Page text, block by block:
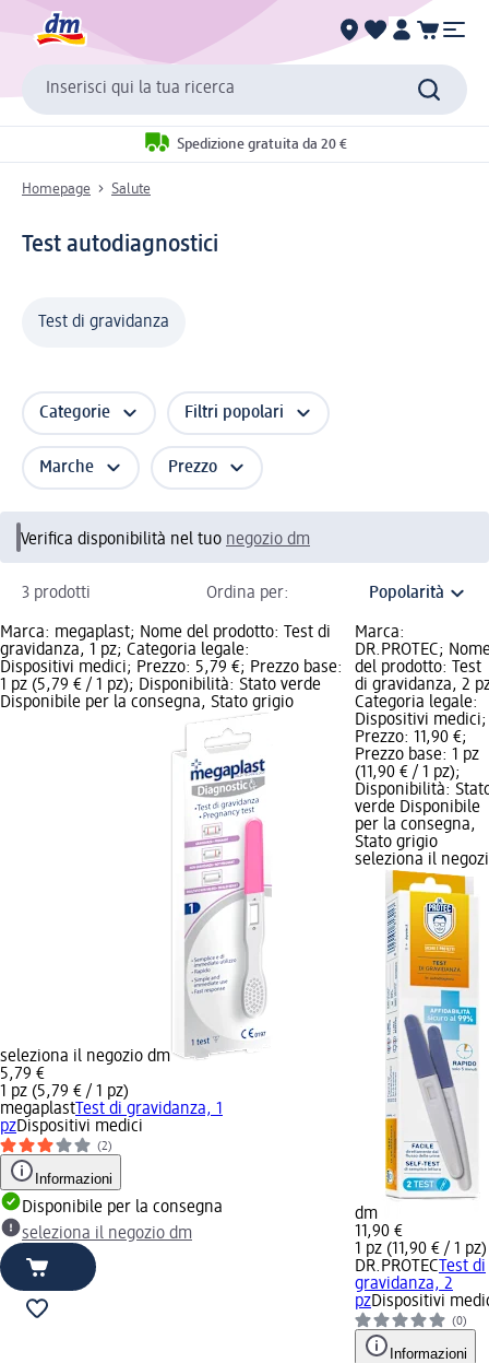
Inserisci qui la tua ricerca
Spedizione gratuita da 20 €
Homepage Salute
Test autodiagnostici
Test di gravidanza
Categorie Filtri popolari
Marche Prezzo
Verifica disponibilità nel tuo negozio dm
3 prodotti Ordina per:
Marca: megaplast; Nome del prodotto: Test di
gravidanza, 1 pz; Categoria legale:
Dispositivi medici; Prezzo: 5,79 €; Prezzo base:
1 pz (5,79 € / 1 pz); Disponibilità: Stato verde
Disponibile per la consegna, Stato grigio
seleziona il negozio dm
5,79 €
1 pz (5,79 € / 1 pz)
megaplast Test di gravidanza, 1
pzDispositivi medici
(2)
Informazioni
Disponibile per la consegna
seleziona il negozio dm
Marca:
DR.PROTEC;
del prodotto: Test
di gravidanza, 2
Categoria legale:
Dispositivi medici;
Prezzo: 11,90 €;
Prezzo base: 1 pz
(11,90 € / 1 pz);
Disponibilità:
verde Disponibile
per la consegna,
Stato grigio
seleziona il
dm
11,90 €
1 pz (11,90 € / 1 pz)
DR.PROTEC Test di
gravidanza, 2
pzDispositivi
(0)
Informazioni